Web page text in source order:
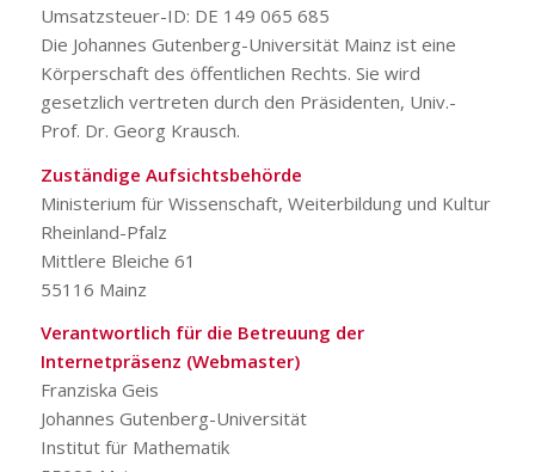
Umsatzsteuer-ID: DE 149 065 685
Die Johannes Gutenberg-Universität Mainz ist eine
Körperschaft des öffentlichen Rechts. Sie wird
gesetzlich vertreten durch den Präsidenten, Univ.-
Prof. Dr. Georg Krausch.
Zuständige Aufsichtsbehörde
Ministerium für Wissenschaft, Weiterbildung und Kultur
Rheinland-Pfalz
Mittlere Bleiche 61
55116 Mainz
Verantwortlich für die Betreuung der
Internetpräsenz (Webmaster)
Franziska Geis
Johannes Gutenberg-Universität
Institut für Mathematik